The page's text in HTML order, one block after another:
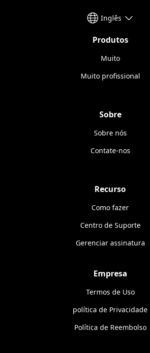
Inglês
Produtos
Muito
Muito profissional
Sobre
Sobre nós
Contate-nos
Recurso
Como fazer
Centro de Suporte
Gerenciar assinatura
Empresa
Termos de Uso
política de Privacidade
Política de Reembolso